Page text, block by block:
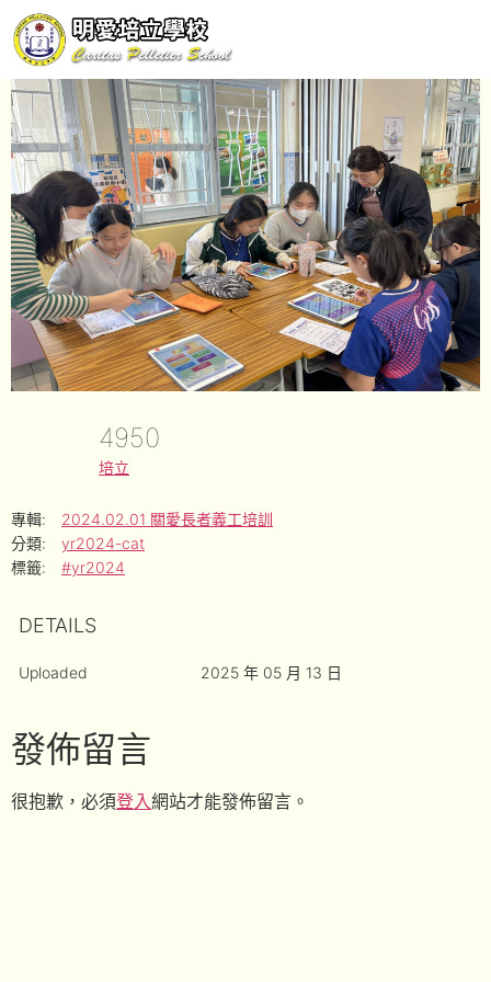
4950
培立
專輯:
2024.02.01 關愛長者義工培訓
分類:
yr2024-cat
標籤:
#yr2024
DETAILS
Uploaded 2025 年 05 月 13 日
發佈留言
很抱歉，必須登入網站才能發佈留言。